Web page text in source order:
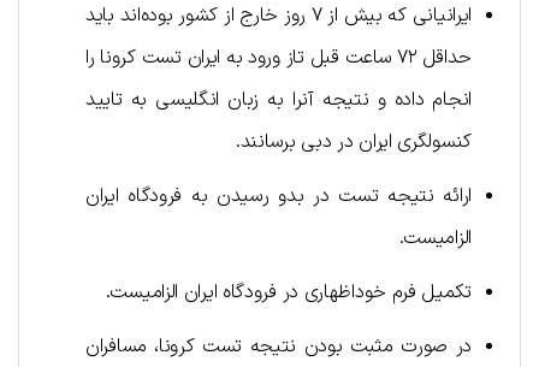
ایرانیانی که بیش از ۷ روز خارج از کشور بوده‌اند باید
حداقل ۷۲ ساعت قبل تاز ورود به ایران تست کرونا را
انجام داده و نتیجه آنرا به زبان انگلیسی به تایید
کنسولگری ایران در دبی برسانند.
ارائه نتیجه تست در بدو رسیدن به فرودگاه ایران
الزامیست.
تکمیل فرم خوداظهاری در فرودگاه ایران الزامیست.
در صورت مثبت بودن نتیجه تست کرونا، مسافران